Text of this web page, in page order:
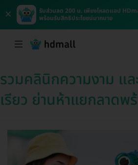
×
รับส่วนลด 200 บ. เพียงโหลดแอป
พร้อมรับสิทธิประโยชน์มากมาย
รวมคลินิกความงาม แล
เรียว ย่านห้าแยกลาดพ